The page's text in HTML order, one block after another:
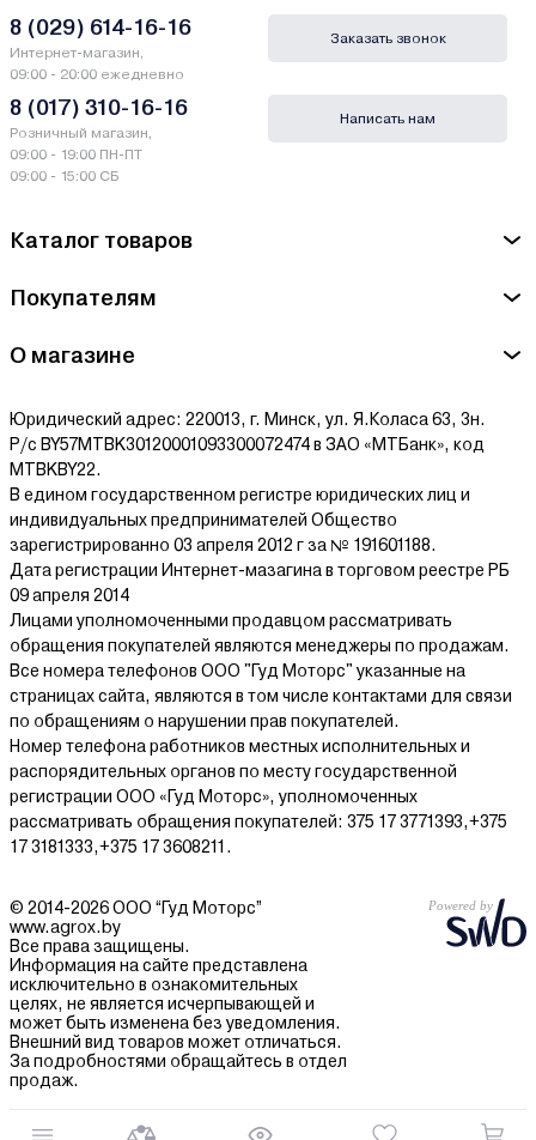
Каталог товаров
Покупателям
О магазине
Юридический адрес: 220013, г. Минск, ул. Я.Коласа 63, 3н.
Р/с BY57MTBK30120001093300072474 в ЗАО «МТБанк», код
MTBKBY22.
В едином государственном регистре юридических лиц и
индивидуальных предпринимателей Общество
зарегистрированно 03 апреля 2012 г за № 191601188.
Дата регистрации Интернет-мазагина в торговом реестре РБ
09 апреля 2014
Лицами уполномоченными продавцом рассматривать
обращения покупателей являются менеджеры по продажам.
Все номера телефонов ООО "Гуд Моторс" указанные на
страницах сайта, являются в том числе контактами для связи
по обращениям о нарушении прав покупателей.
Номер телефона работников местных исполнительных и
распорядительных органов по месту государственной
регистрации ООО «Гуд Моторс», уполномоченных
рассматривать обращения покупателей: 375 17 3771393,+375
17 3181333,+375 17 3608211.
8 (029) 614-16-16
Интернет-магазин,
09:00 - 20:00 ежедневно
8 (017) 310-16-16
Розничный магазин,
09:00 - 19:00 ПН-ПТ
09:00 - 15:00 СБ
Заказать звонок
Написать нам
© 2014-2026 ООО “Гуд Моторс”
www.agrox.by
Все права защищены.
Информация на сайте представлена
исключительно в ознакомительных
целях, не является исчерпывающей и
может быть изменена без уведомления.
Внешний вид товаров может отличаться.
За подробностями обращайтесь в отдел
продаж.